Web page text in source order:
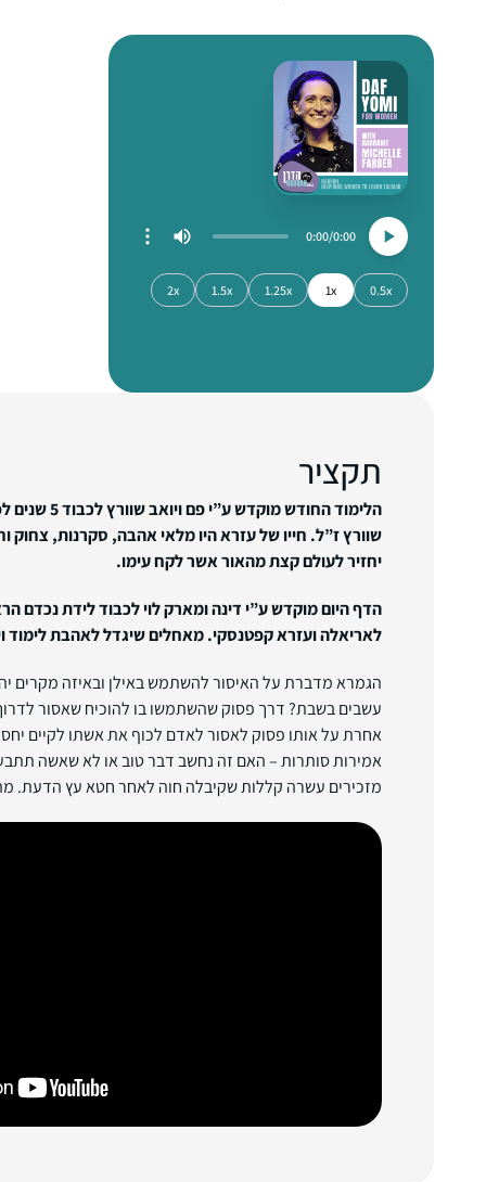
0:00
0:00
0.5x
1x
1.25x
1.5x
2x
תקציר
הלימוד החודש
שוורץ ז”ל. חייו של עזרא היו מלאי אהבה, סקרנות, צחוק
יחזיר לעולם קצת מהאור אשר לקח עימו.
הדף היום מוקדש ע”י דינה ומארק לוי לכבוד לידת נכדם
לאריאלה ועזרא קפטנסקי. מאחלים שיגדל לאהבת לימוד
הגמרא מדברת על האיסור להשתמש באילן ובאיזה מקרים
עשבים בשבת? דרך פסוק שהשתמשו בו להוכיח שאסור
אחרת על אותו פסוק לאסור לאדם לכוף את אשתו לקיים
אמירות סותרות – האם זה נחשב דבר טוב או לא שאשה
מזכירים עשרה קללות שקיבלה חוה לאחר חטא עץ הדעת.